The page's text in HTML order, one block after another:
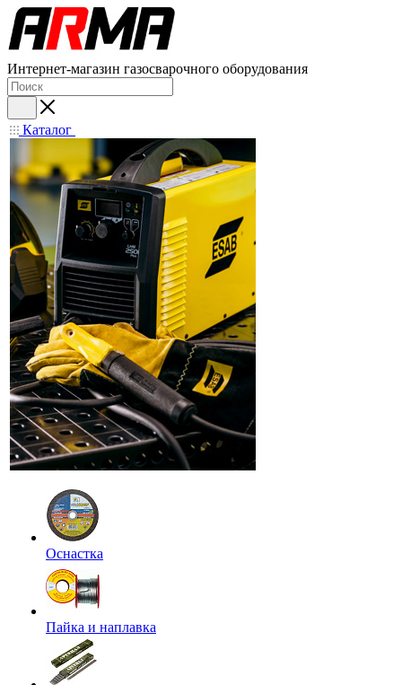
Интернет-магазин газосварочного оборудования
Каталог
Оснастка
Пайка и наплавка